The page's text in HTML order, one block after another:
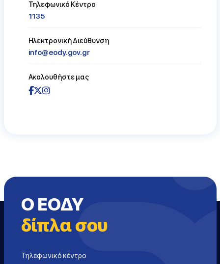
Τηλεφωνικό Κέντρο
1135
Ηλεκτρονική Διεύθυνση
info@eody.gov.gr
Ακολουθήστε μας
Ο ΕΟΔΥ
δίπλα σου
Τηλεφωνικό κέντρο